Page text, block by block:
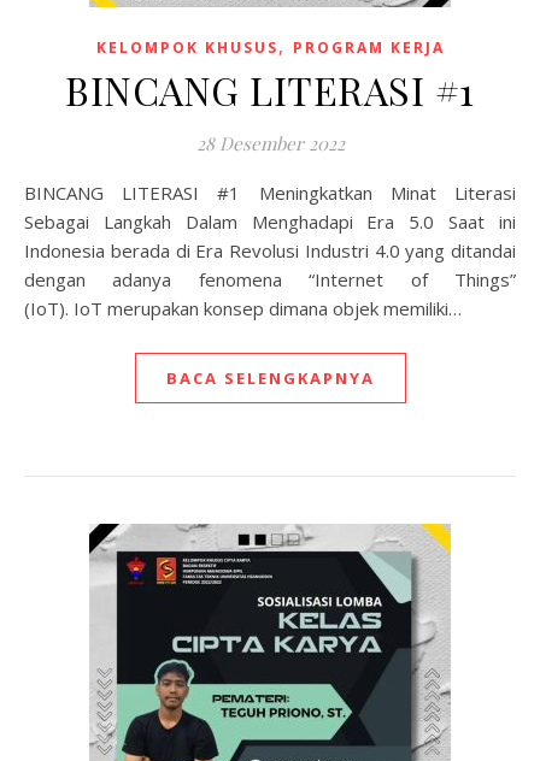
KELOMPOK KHUSUS, PROGRAM KERJA
BINCANG LITERASI #1
28 Desember 2022
BINCANG LITERASI #1 Meningkatkan Minat Literasi
Sebagai Langkah Dalam Menghadapi Era 5.0 Saat ini
Indonesia berada di Era Revolusi Industri 4.0 yang ditandai
dengan adanya fenomena “Internet of Things”
(IoT). IoT merupakan konsep dimana objek memiliki…
BACA SELENGKAPNYA